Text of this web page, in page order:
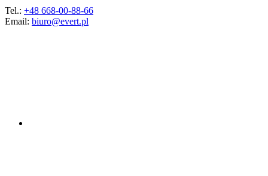
Tel.: +48 668-00-88-66
Email: biuro@evert.pl